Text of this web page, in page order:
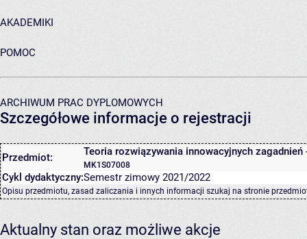
AKADEMIKI
POMOC
ARCHIWUM PRAC DYPLOMOWYCH
Szczegółowe informacje o rejestracji
Przedmiot: Teoria rozwiązywania innowacyjnych zagadnień
MK1S07008
Cykl dydaktyczny:Semestr zimowy 2021/2022
Opisu przedmiotu, zasad zaliczania i innych informacji szukaj na stronie
Aktualny stan oraz możliwe akcje